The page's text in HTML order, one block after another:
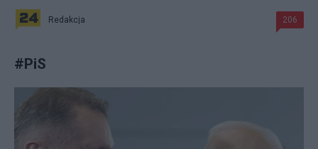
Redakcja 206
#PiS